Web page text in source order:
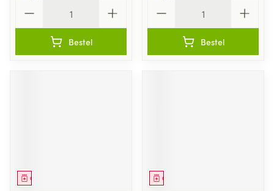
Bestel Bestel
Geneesmiddel Geneesmiddel